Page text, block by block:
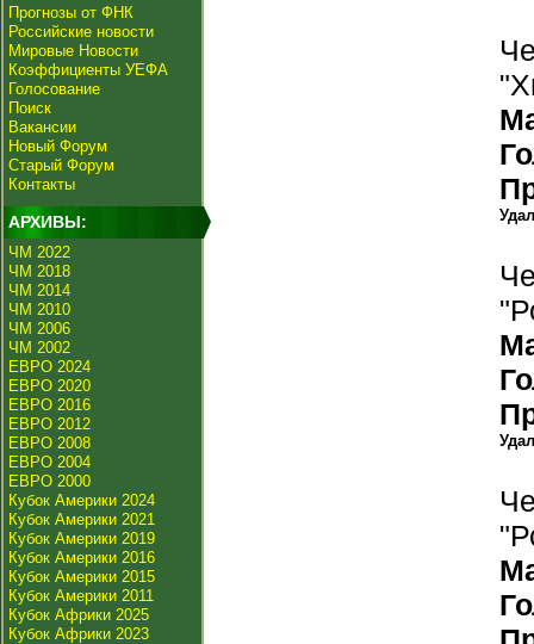
Прогнозы от ФНК
Российские новости
Мировые Новости
Коэффициенты УЕФА
Голосование
Поиск
Вакансии
Новый Форум
Старый Форум
Контакты
АРХИВЫ:
ЧМ 2022
ЧМ 2018
ЧМ 2014
ЧМ 2010
ЧМ 2006
ЧМ 2002
ЕВРО 2024
ЕВРО 2020
ЕВРО 2016
ЕВРО 2012
ЕВРО 2008
ЕВРО 2004
ЕВРО 2000
Кубок Америки 2024
Кубок Америки 2021
Кубок Америки 2019
Кубок Америки 2016
Кубок Америки 2015
Кубок Америки 2011
Кубок Африки 2025
Кубок Африки 2023